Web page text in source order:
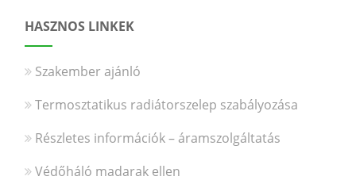
HASZNOS LINKEK
Szakember ajánló
Termosztatikus radiátorszelep szabályozása
Részletes információk – áramszolgáltatás
Védőháló madarak ellen